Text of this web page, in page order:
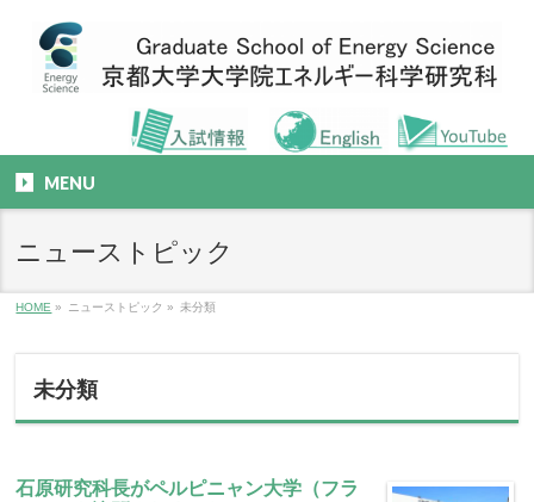
MENU
ニューストピック
HOME » ニューストピック » 未分類
未分類
石原研究科長がペルピニャン大学（フラ